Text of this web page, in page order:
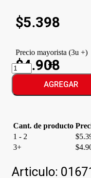
$5.398
Precio mayorista (3u +)
$4.908
H&S
SHAMPOO
OLD/SPICEAGREGAR
Cant. de producto
1 - 2
$
3+
$
Articulo: